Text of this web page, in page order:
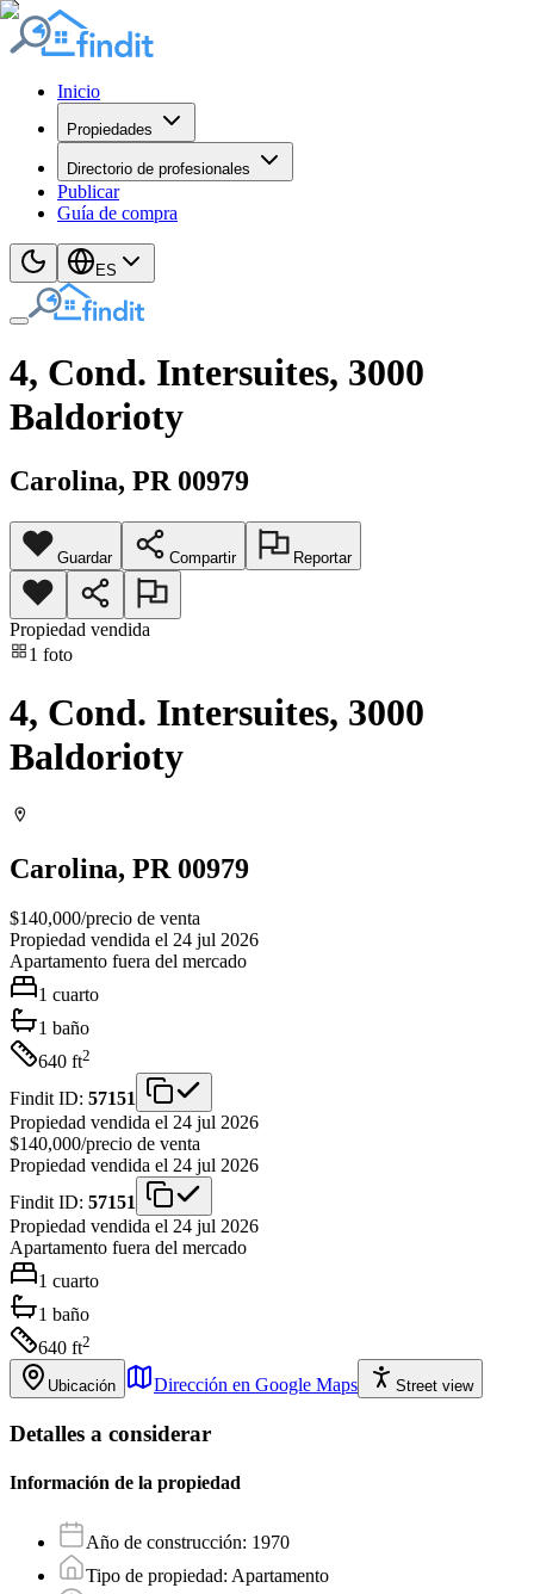
Inicio
Propiedades
Directorio de profesionales
Publicar
Guía de compra
ES
4, Cond. Intersuites, 3000
Baldorioty
Carolina, PR 00979
Guardar Compartir Reportar
Propiedad vendida
1 foto
4, Cond. Intersuites, 3000
Baldorioty
Carolina, PR 00979
$140,000/precio de venta
Propiedad vendida el 24 jul 2026
Apartamento fuera del mercado
1 cuarto
1 baño
640 ft2
Findit ID: 57151
Propiedad vendida el 24 jul 2026
$140,000/precio de venta
Propiedad vendida el 24 jul 2026
Findit ID: 57151
Propiedad vendida el 24 jul 2026
Apartamento fuera del mercado
1 cuarto
1 baño
640 ft2
Ubicación Dirección en Google Maps Street view
Detalles a considerar
Información de la propiedad
Año de construcción: 1970
Tipo de propiedad: Apartamento